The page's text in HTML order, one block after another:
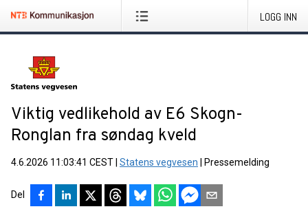
LOGG INN
Viktig vedlikehold av E6 Skogn-
Ronglan fra søndag kveld
4.6.2026 11:03:41 CEST Statens vegvesen Pressemelding
Del